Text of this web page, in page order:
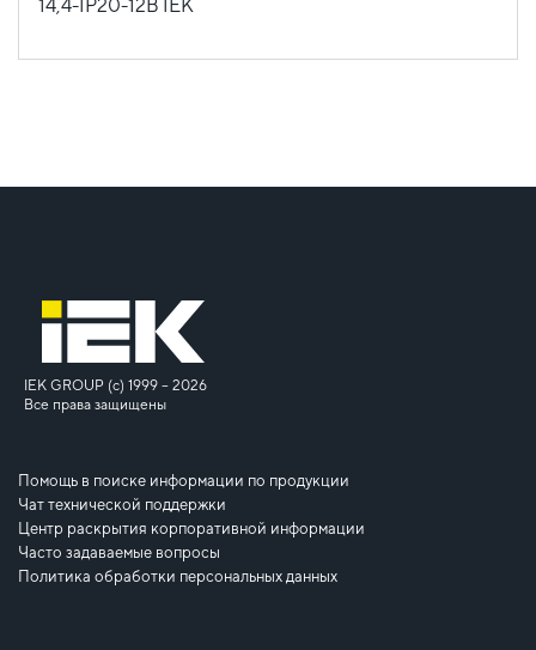
IEK GROUP (c) 1999 – 2026
Все права защищены
Помощь в поиске информации по продукции
Чат технической поддержки
Центр раскрытия корпоративной информации
Часто задаваемые вопросы
Политика обработки персональных данных